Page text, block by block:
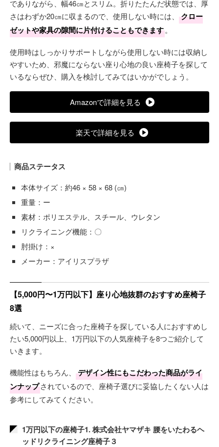
でありながら、幅46㎝とスリム。折りたたんだ状態では、厚
さはわずか20㎝に収まるので、使用しない時には、
クロー
ゼットや家具の隙間に片付けることもできます。
使用時はしっかりサポートしながら使用しない時には収納し
やすいため、邪魔にならない座り心地の良い座椅子を探して
いるならぜひ、購入を検討してみてはいかがでしょう。
Amazonで詳細を見る
楽天で詳細を見る
商品ステータス
本体サイズ：約46 × 58 × 68 (㎝)
重量：ー
素材：ポリエステル、スチール、ウレタン
リクライニング機能：〇
肘掛け：×
メーカー：アイリスプラザ
【5,000円〜1万円以下】座り心地抜群のおすすめ座椅子
8選
続いて、ニーズに合った座椅子を探している人におすすめし
たい5,000円以上、1万円以下の人気座椅子を8つご紹介して
いきます。
機能性はもちろん、
デザイン性にもこだわった商品がライ
ンナップされているので、座椅子選びに妥協したくない人は
参考にしてみてください。
1万円以下の座椅子1. 株式会社ヤマザキ 腰をいたわるヘ
ッドリクライニング座椅子３